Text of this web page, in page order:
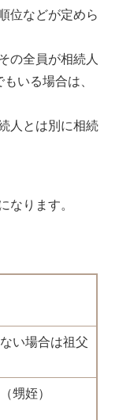
位などが定めら
の全員が相続人
いる場合は、
人とは別に相続
なります。
い場合は祖父
甥姪）